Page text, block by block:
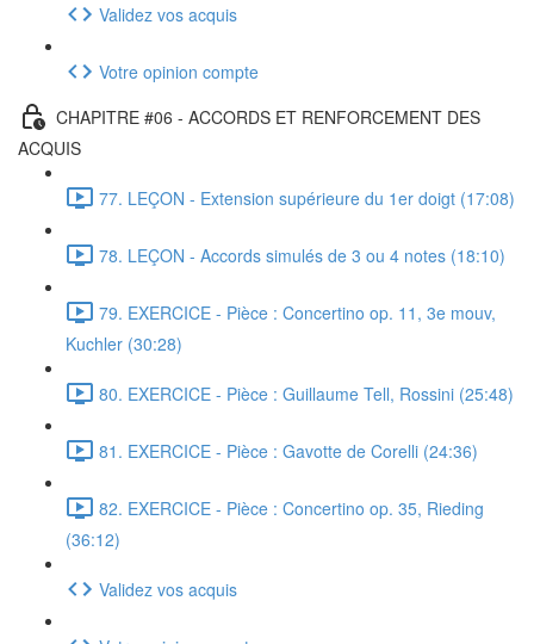
Validez vos acquis
Votre opinion compte
CHAPITRE #06 - ACCORDS ET RENFORCEMENT DES
ACQUIS
77. LEÇON - Extension supérieure du 1er doigt (17:08)
78. LEÇON - Accords simulés de 3 ou 4 notes (18:10)
79. EXERCICE - Pièce : Concertino op. 11, 3e mouv,
Kuchler (30:28)
80. EXERCICE - Pièce : Guillaume Tell, Rossini (25:48)
81. EXERCICE - Pièce : Gavotte de Corelli (24:36)
82. EXERCICE - Pièce : Concertino op. 35, Rieding
(36:12)
Validez vos acquis